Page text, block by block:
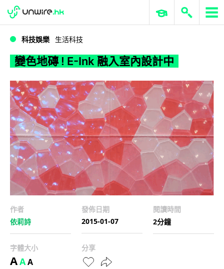
變色地磚 ! E-Ink 融入室內設計中
WWDC 2026 ERP 與商業 AI
科技娛樂 生活科技
變色地磚 ! E-Ink 融入室內設計中
作者
依莉詩
發佈日期
2015-01-07
閱讀時間
2分鐘
字體大小
AAA
分享